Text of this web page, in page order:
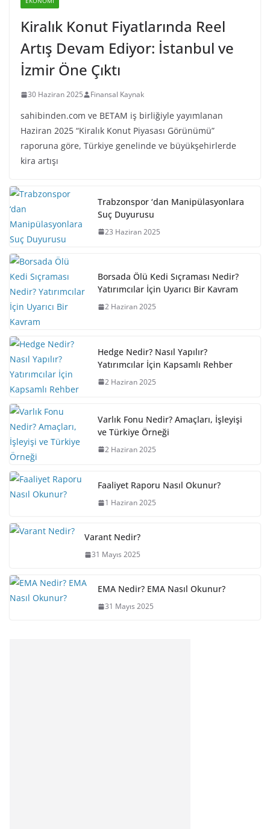
Kiralık Konut Fiyatlarında Reel
Artış Devam Ediyor: İstanbul ve
İzmir Öne Çıktı
30 Haziran 2025 Finansal Kaynak
sahibinden.com ve BETAM iş birliğiyle yayımlanan
Haziran 2025 “Kiralık Konut Piyasası Görünümü”
raporuna göre, Türkiye genelinde ve büyükşehirlerde
kira artışı
Trabzonspor ‘dan Manipülasyonlara
Suç Duyurusu
23 Haziran 2025
Borsada Ölü Kedi Sıçraması Nedir?
Yatırımcılar İçin Uyarıcı Bir Kavram
2 Haziran 2025
Hedge Nedir? Nasıl Yapılır?
Yatırımcılar İçin Kapsamlı Rehber
2 Haziran 2025
Varlık Fonu Nedir? Amaçları, İşleyişi
ve Türkiye Örneği
2 Haziran 2025
Faaliyet Raporu Nasıl Okunur?
1 Haziran 2025
Varant Nedir?
31 Mayıs 2025
EMA Nedir? EMA Nasıl Okunur?
31 Mayıs 2025